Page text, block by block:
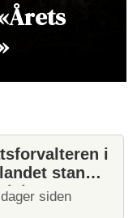
i
stanser
siden